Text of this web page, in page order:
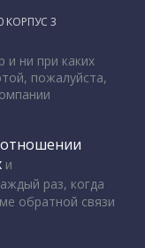
3
и ни при каких
пожалуйста,
и
раз, когда
обратной связи